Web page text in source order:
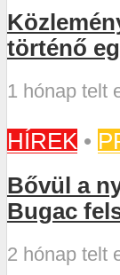
történő
1 hónap telt
HÍREK •
Bővül a
Bugac
2 hónap telt